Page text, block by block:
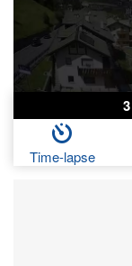
3
Time-lapse